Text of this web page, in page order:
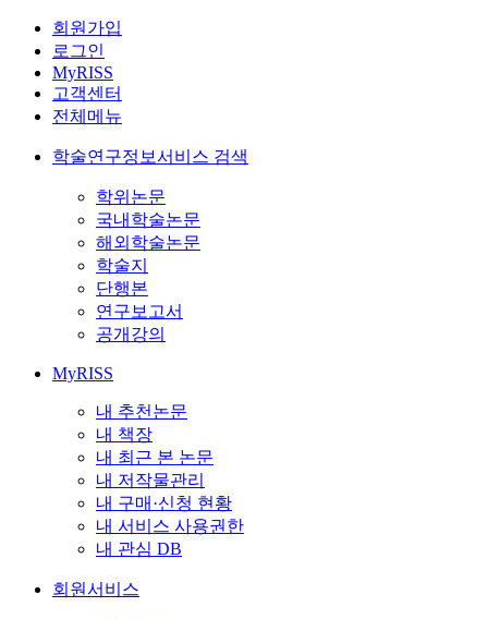
회원가입
로그인
MyRISS
고객센터
전체메뉴
학술연구정보서비스 검색
학위논문
국내학술논문
해외학술논문
학술지
단행본
연구보고서
공개강의
MyRISS
내 추천논문
내 책장
내 최근 본 논문
내 저작물관리
내 구매·신청 현황
내 서비스 사용권한
내 관심 DB
회원서비스